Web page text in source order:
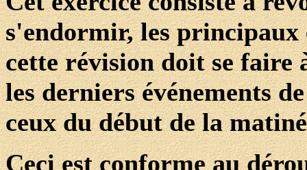
s'endormir, les principaux
cette révision doit se faire
les derniers événements
ceux du début de la
Ceci est conforme au